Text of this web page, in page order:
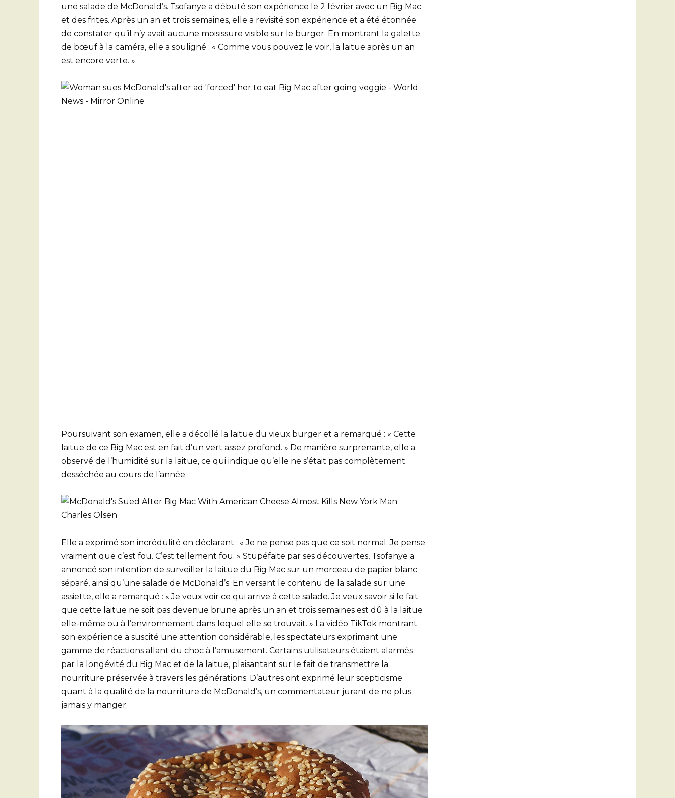
une salade de McDonald’s. Tsofanye a débuté son expérience le 2 février avec un Big Mac
et des frites. Après un an et trois semaines, elle a revisité son expérience et a été étonnée
de constater qu’il n’y avait aucune moisissure visible sur le burger. En montrant la galette
de bœuf à la caméra, elle a souligné : « Comme vous pouvez le voir, la laitue après un an
est encore verte. »
Poursuivant son examen, elle a décollé la laitue du vieux burger et a remarqué : « Cette
laitue de ce Big Mac est en fait d’un vert assez profond. » De manière surprenante, elle a
observé de l’humidité sur la laitue, ce qui indique qu’elle ne s’était pas complètement
desséchée au cours de l’année.
Elle a exprimé son incrédulité en déclarant : « Je ne pense pas que ce soit normal. Je pense
vraiment que c’est fou. C’est tellement fou. » Stupéfaite par ses découvertes, Tsofanye a
annoncé son intention de surveiller la laitue du Big Mac sur un morceau de papier blanc
séparé, ainsi qu’une salade de McDonald’s. En versant le contenu de la salade sur une
assiette, elle a remarqué : « Je veux voir ce qui arrive à cette salade. Je veux savoir si le fait
que cette laitue ne soit pas devenue brune après un an et trois semaines est dû à la laitue
elle-même ou à l’environnement dans lequel elle se trouvait. » La vidéo TikTok montrant
son expérience a suscité une attention considérable, les spectateurs exprimant une
gamme de réactions allant du choc à l’amusement. Certains utilisateurs étaient alarmés
par la longévité du Big Mac et de la laitue, plaisantant sur le fait de transmettre la
nourriture préservée à travers les générations. D’autres ont exprimé leur scepticisme
quant à la qualité de la nourriture de McDonald’s, un commentateur jurant de ne plus
jamais y manger.